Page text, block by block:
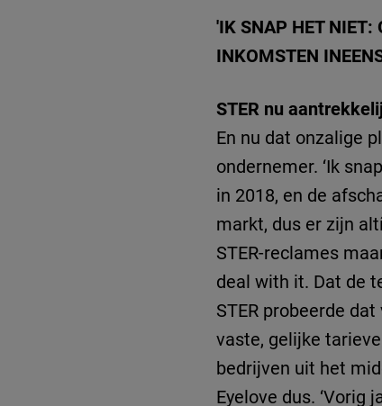
'IK SNAP HET NIET:
INKOMSTEN
STER nu
En nu dat onzalige
ondernemer. ‘Ik
in 2018, en de
markt, dus er zijn
STER-reclames
deal with it. Dat de
STER probeerde
vaste, gelijke
bedrijven uit het
Eyelove dus.